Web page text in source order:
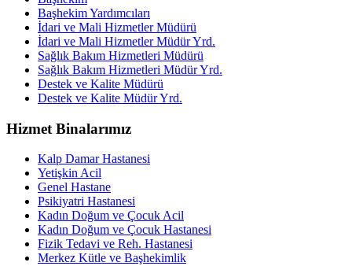
Başhekim Yardımcıları
İdari ve Mali Hizmetler Müdürü
İdari ve Mali Hizmetler Müdür Yrd.
Sağlık Bakım Hizmetleri Müdürü
Sağlık Bakım Hizmetleri Müdür Yrd.
Destek ve Kalite Müdürü
Destek ve Kalite Müdür Yrd.
Hizmet Binalarımız
Kalp Damar Hastanesi
Yetişkin Acil
Genel Hastane
Psikiyatri Hastanesi
Kadın Doğum ve Çocuk Acil
Kadın Doğum ve Çocuk Hastanesi
Fizik Tedavi ve Reh. Hastanesi
Merkez Kütle ve Başhekimlik